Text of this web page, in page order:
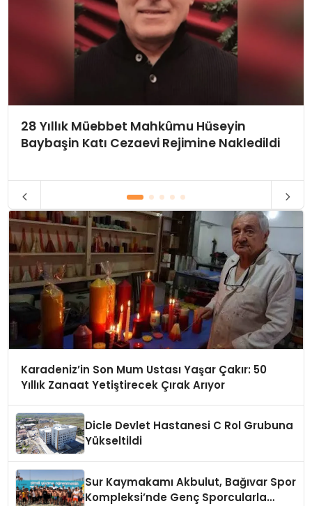
28 Yıllık Müebbet Mahkûmu Hüseyin
Baybaşin Katı Cezaevi Rejimine Nakledildi
Karadeniz’in Son Mum Ustası Yaşar Çakır: 50
Yıllık Zanaat Yetiştirecek Çırak Arıyor
Dicle Devlet Hastanesi C Rol Grubuna
Yükseltildi
Sur Kaymakamı Akbulut, Bağıvar Spor
Kompleksi’nde Genç Sporcularla